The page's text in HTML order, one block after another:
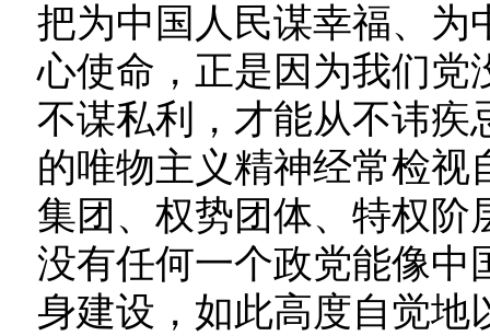
把为中国人民谋幸福、为
心使命，正是因为我们党
不谋私利，才能从不讳疾
的唯物主义精神经常检
集团、权势团体、特权阶
没有任何一个政党能像中
身建设，如此高度自觉地